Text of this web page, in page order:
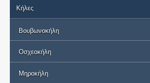
Κήλες
Βουβωνοκήλη
Οσχεοκήλη
Μηροκήλη